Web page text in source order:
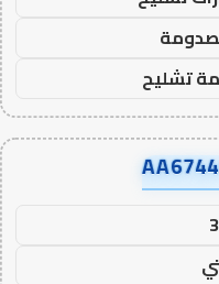
تشليح